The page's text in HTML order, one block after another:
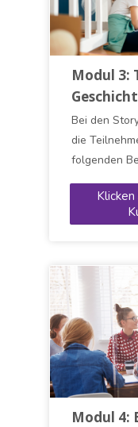
Modul 3:
Bei den
die
folgenden
entwickeln,
Modul 4: